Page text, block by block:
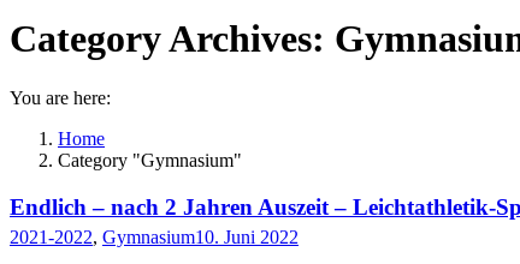
Category Archives:
You are here:
Home
Category "Gymnasium"
Endlich – nach 2 Jahren Auszeit – Leichtathletik-
2021-2022, Gymnasium10. Juni 2022